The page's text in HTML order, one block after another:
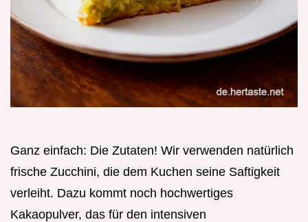
Ganz einfach: Die Zutaten! Wir verwenden natürlich
frische Zucchini, die dem Kuchen seine Saftigkeit
verleiht. Dazu kommt noch hochwertiges
Kakaopulver, das für den intensiven